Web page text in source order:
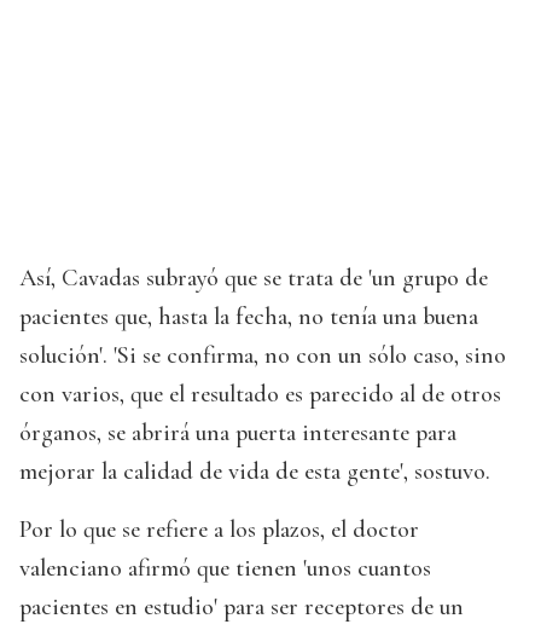
Así, Cavadas subrayó que se trata de 'un grupo de
pacientes que, hasta la fecha, no tenía una buena
solución'. 'Si se confirma, no con un sólo caso, sino
con varios, que el resultado es parecido al de otros
órganos, se abrirá una puerta interesante para
mejorar la calidad de vida de esta gente', sostuvo.
Por lo que se refiere a los plazos, el doctor
valenciano afirmó que tienen 'unos cuantos
pacientes en estudio' para ser receptores de un